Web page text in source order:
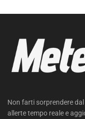
Non farti sorprendere
allerte tempo reale e